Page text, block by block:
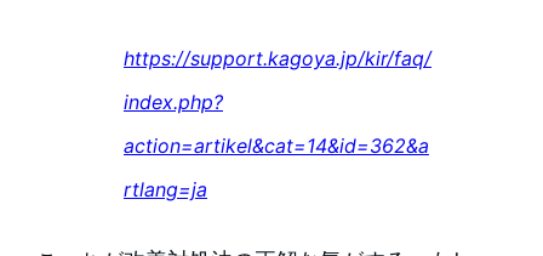
https://support.kagoya.jp/kir/faq/
index.php?
action=artikel&cat=14&id=362&a
rtlang=ja